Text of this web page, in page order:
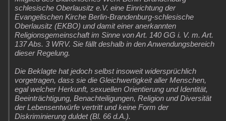
schlesische Oberlausitz e.V. eine Einrichtung der
Evangelischen Kirche Berlin-Brandenburg-schlesische
Oberlausitz (EKBO) und damit einer anerkannten
Religionsgemeinschaft im Sinne von Art. 140 GG i. V. m. Art.
137 Abs. 3 WRV. Sie fällt deshalb in den Anwendungsbereich
dieser Regelung.
Die Beklagte hat jedoch selbst insoweit widersprüchlich
vorgetragen, dass sie die Gleichwertigkeit aller Menschen,
egal welcher Herkunft, sexuellen Orientierung und Identität,
Beeinträchtigung, Benachteiligungen, Religion und Diversität
der Lebensentwürfe vertritt und keine Form der
Diskriminierung duldet (Bl. 66 d.A.).